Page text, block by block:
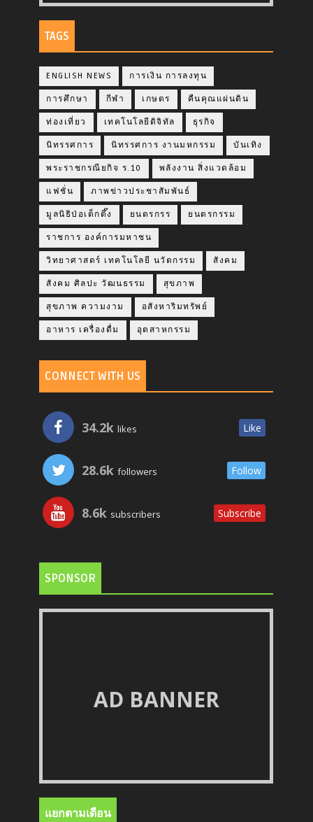
TAGS
ENGLISH NEWS การเงิน การลงทุน
การศึกษา กีฬา เกษตร คืนคุณแผ่นดิน
ท่องเที่ยว เทคโนโลยีดิจิทัล ธุรกิจ
นิทรรศการ นิทรรศการ งานมหกรรม บันเทิง
พระราชกรณียกิจ ร.10 พลังงาน สิ่งแวดล้อม
แฟชั่น ภาพข่าวประชาสัมพันธ์
มูลนิธิป่อเต็กตึ๊ง ยนตรกรร ยนตรกรรม
ราชการ องค์การมหาชน
วิทยาศาสตร์ เทคโนโลยี นวัตกรรม สังคม
สังคม ศิลปะ วัฒนธรรม สุขภาพ
สุขภาพ ความงาม อสังหาริมทรัพย์
อาหาร เครื่องดื่ม อุตสาหกรรม
CONNECT WITH US
34.2k likes Like
28.6k followers Follow
8.6k subscribers Subscribe
SPONSOR
AD BANNER
แยกตามเดือน